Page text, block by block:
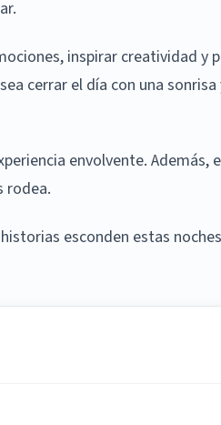
inspirar creatividad y
cerrar el día con una sonrisa
envolvente. Además,
rodea.
esconden estas